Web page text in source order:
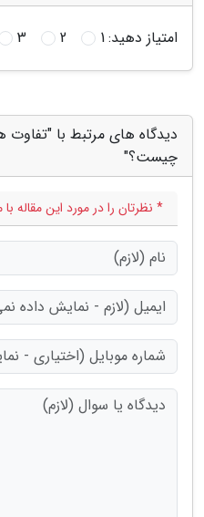
امتیاز دهید:1
2
3
دیدگاه های مرتبط با "تفاوت
چیست؟"
* نظرتان را در مورد این مقاله با